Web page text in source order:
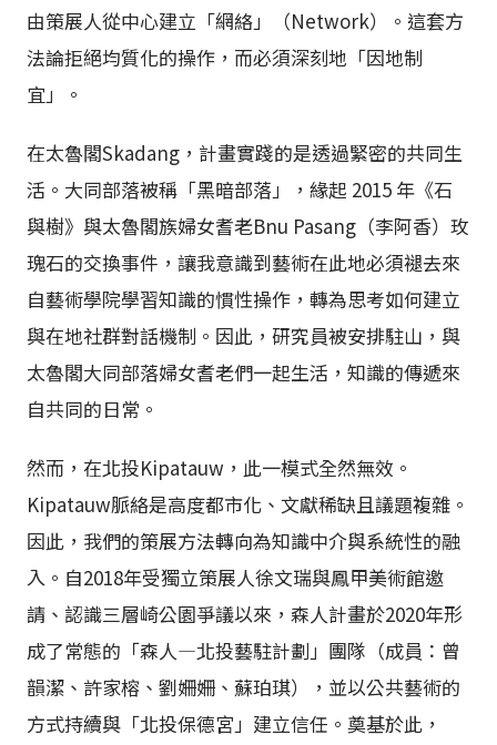
由策展人從中心建立「網絡」（Network）。這套方
法論拒絕均質化的操作，而必須深刻地「因地制
宜」。
在太魯閣Skadang，計畫實踐的是透過緊密的共同生
活。大同部落被稱「黑暗部落」，緣起 2015 年《石
與樹》與太魯閣族婦女耆老Bnu Pasang（李阿香）玫
瑰石的交換事件，讓我意識到藝術在此地必須褪去來
自藝術學院學習知識的慣性操作，轉為思考如何建立
與在地社群對話機制。因此，研究員被安排駐山，與
太魯閣大同部落婦女耆老們一起生活，知識的傳遞來
自共同的日常。
然而，在北投Kipatauw，此一模式全然無效。
Kipatauw脈絡是高度都市化、文獻稀缺且議題複雜。
因此，我們的策展方法轉向為知識中介與系統性的融
入。自2018年受獨立策展人徐文瑞與鳳甲美術館邀
請、認識三層崎公園爭議以來，森人計畫於2020年形
成了常態的「森人—北投藝駐計劃」團隊（成員：曾
韻潔、許家榕、劉姍姍、蘇珀琪），並以公共藝術的
方式持續與「北投保德宮」建立信任。奠基於此，